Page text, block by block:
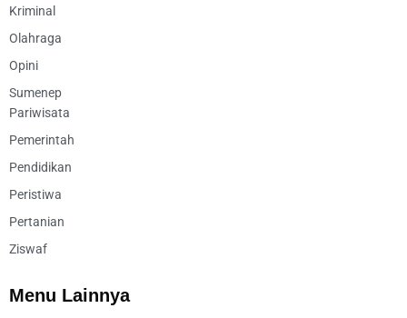
Kriminal
Olahraga
Opini
Sumenep
Pariwisata
Pemerintah
Pendidikan
Peristiwa
Pertanian
Ziswaf
Menu Lainnya